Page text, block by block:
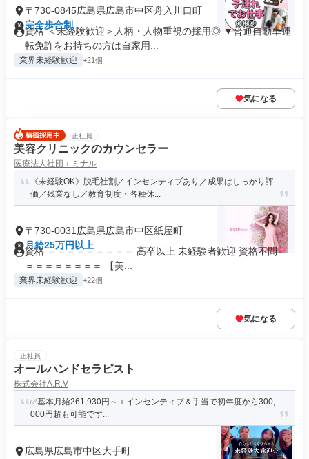
〒730-0845広島県広島市中区舟入川口町
完全歩合制
資格 ＜未経験歓迎＞人柄・人物重視の採用◎ ▼普通自動車運
転免許をお持ちの方は自家用...
業界未経験歓迎 +21個
気になる
正社員
美容クリニックのカウンセラー
医療法人社団エミナル
《未経験OK》脱毛社割／インセンティブあり／成果はしっかり評
価／残業なし／教育制度・各種休...
〒730-0031広島県広島市中区紙屋町
月給25万円以上
資格 ＝＝＝＝＝＝＝＝＝ 高卒以上 未経験者歓迎 資格不問 ＝
＝＝＝＝＝＝＝＝ 【美...
業界未経験歓迎 +22個
気になる
正社員
オールハンドセラピスト
株式会社A.R.V
✅基本月給261,930円～＋インセンティブ＆手当で初年度から300,
000円超も可能です...
広島県広島市中区大手町